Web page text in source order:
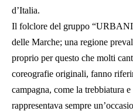
d’Italia.
Il folclore del gruppo
delle Marche; una regione
proprio per questo che molti
coreografie originali, fanno
campagna, come la trebbiatura
rappresentava sempre